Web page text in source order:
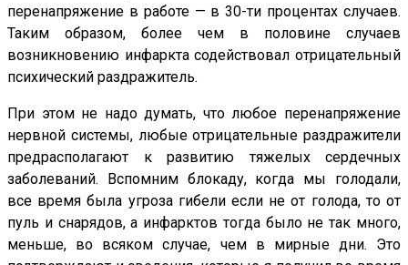
перенапряжение в работе — в 30-ти процентах случаев.
Таким образом, более чем в половине случаев
возникновению инфаркта содействовал отрицательный
психический раздражитель.
При этом не надо думать, что любое перенапряжение
нервной системы, любые отрицательные раздражители
предрасполагают к развитию тяжелых сердечных
заболеваний. Вспомним блокаду, когда мы голодали,
все время была угроза гибели если не от голода, то от
пуль и снарядов, а инфарктов тогда было не так много,
меньше, во всяком случае, чем в мирные дни. Это